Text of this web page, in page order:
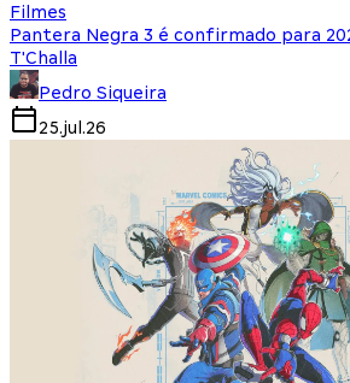
Filmes
Pantera Negra 3 é confirmado para
T'Challa
Pedro Siqueira
25.jul.26